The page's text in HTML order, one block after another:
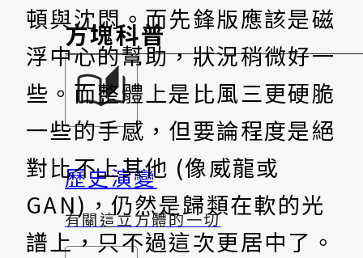
方塊科普
歷史演變
有關這立方體的一切
頓與沈悶。而先鋒版應該是磁
浮中心的幫助，狀況稍微好一
些。而整體上是比風三更硬脆
一些的手感，但要論程度是絕
對比不上其他 (像威龍或
GAN)，仍然是歸類在軟的光
譜上，只不過這次更居中了。